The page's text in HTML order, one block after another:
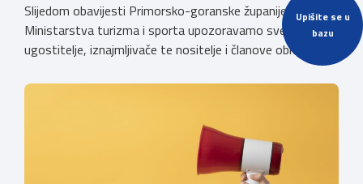
Upišite se u
bazu
Slijedom obavijesti Primorsko-goranske županije i
Ministarstva turizma i sporta upozoravamo sve
ugostitelje, iznajmljivače te nositelje i članove obiteljskih
privremenih rješenja izdanih sukladno Zakonu o
1. siječnja 2025. godine više ne mogu podnositi novi
zahtjevi za izdavanje privremenih rješenja, dok već izdana